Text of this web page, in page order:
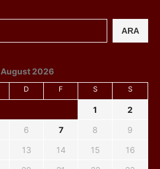
ARA
August 2026
D F S S
1
2
6 7 8
9
13 14 15
16